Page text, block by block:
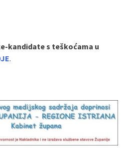
kandidate s teškoćama u
.